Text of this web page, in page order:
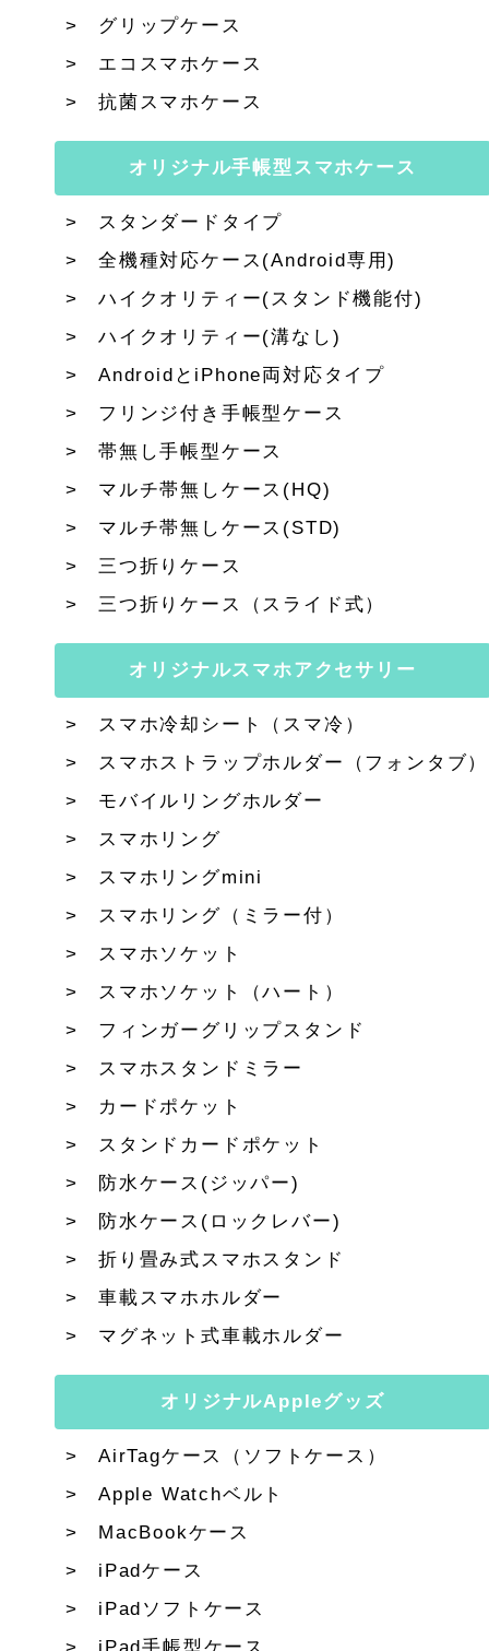
グリップケース
エコスマホケース
抗菌スマホケース
オリジナル手帳型スマホケース
スタンダードタイプ
全機種対応ケース(Android専用)
ハイクオリティー(スタンド機能付)
ハイクオリティー(溝なし)
AndroidとiPhone両対応タイプ
フリンジ付き手帳型ケース
帯無し手帳型ケース
マルチ帯無しケース(HQ)
マルチ帯無しケース(STD)
三つ折りケース
三つ折りケース（スライド式）
オリジナルスマホアクセサリー
スマホ冷却シート（スマ冷）
スマホストラップホルダー（フォンタブ）
モバイルリングホルダー
スマホリング
スマホリングmini
スマホリング（ミラー付）
スマホソケット
スマホソケット（ハート）
フィンガーグリップスタンド
スマホスタンドミラー
カードポケット
スタンドカードポケット
防水ケース(ジッパー)
防水ケース(ロックレバー)
折り畳み式スマホスタンド
車載スマホホルダー
マグネット式車載ホルダー
オリジナルAppleグッズ
AirTagケース（ソフトケース）
Apple Watchベルト
MacBookケース
iPadケース
iPadソフトケース